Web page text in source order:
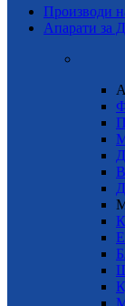
Производи
Апарати за